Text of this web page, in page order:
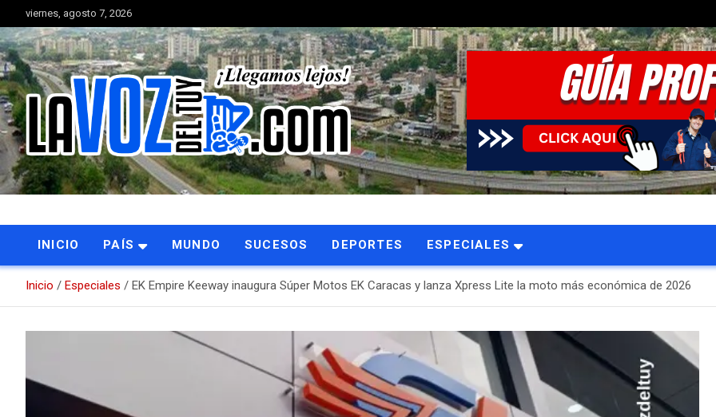
al
contenido
viernes, agosto 7, 2026
La Voz del Tuy
Portal de noticias
INICIO PAÍS MUNDO SUCESOS DEPORTES ESPECIALES
Inicio Especiales EK Empire Keeway inaugura Súper Motos EK Caracas y lanza Xpress Lite la moto más económica de 2026